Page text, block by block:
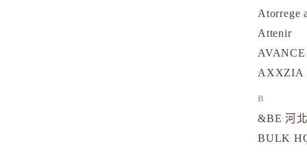
Atorrege
Attenir
AVANCE
AXXZIA
B
&BE 河
BULK